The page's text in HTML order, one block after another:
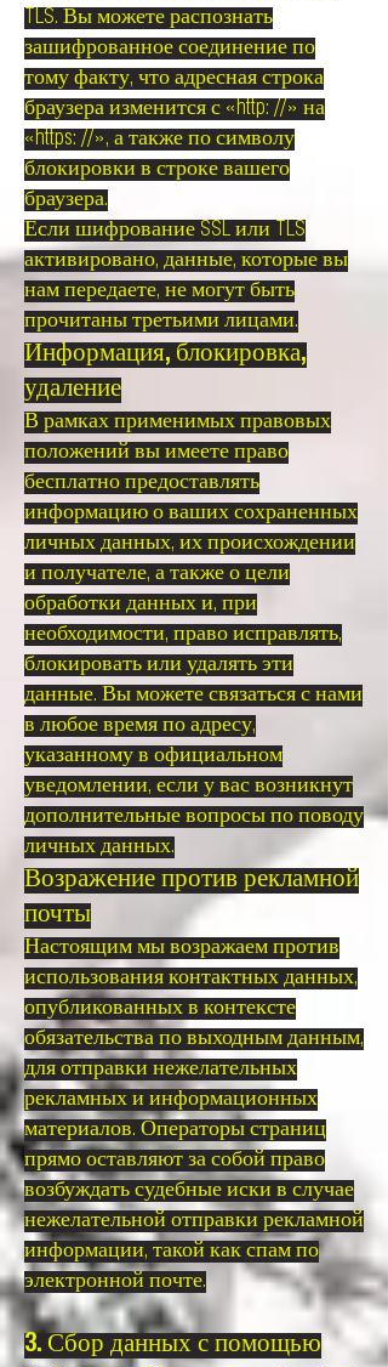
TLS. Вы можете распознать
зашифрованное соединение по
тому факту, что адресная строка
браузера изменится с «http: //» на
«https: //», а также по символу
блокировки в строке вашего
браузера.
Если шифрование SSL или TLS
активировано, данные, которые вы
нам передаете, не могут быть
прочитаны третьими лицами.
Информация, блокировка,
удаление
В рамках применимых правовых
положений вы имеете право
бесплатно предоставлять
информацию о ваших сохраненных
личных данных, их происхождении
и получателе, а также о цели
обработки данных и, при
необходимости, право исправлять,
блокировать или удалять эти
данные. Вы можете связаться с нами
в любое время по адресу,
указанному в официальном
уведомлении, если у вас возникнут
дополнительные вопросы по поводу
личных данных.
Возражение против рекламной
почты
Настоящим мы возражаем против
использования контактных данных,
опубликованных в контексте
обязательства по выходным данным,
для отправки нежелательных
рекламных и информационных
материалов. Операторы страниц
прямо оставляют за собой право
возбуждать судебные иски в случае
нежелательной отправки рекламной
информации, такой как спам по
электронной почте.
3. Сбор данных с помощью